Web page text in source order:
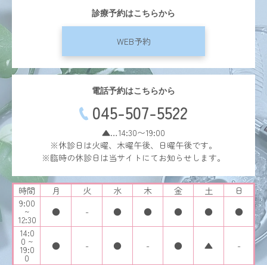
診療予約はこちらから
WEB予約
電話予約はこちらから
045-507-5522
▲…14:30〜19:00
※休診日は火曜、木曜午後、日曜午後です。
※臨時の休診日は当サイトにてお知らせします。
時間 月 火 水 木 金 土
日
9:00
~
12:30
● - ● ● ● ●
●
14:0
0 ~
19:0
0
● - ● - ● ▲ -